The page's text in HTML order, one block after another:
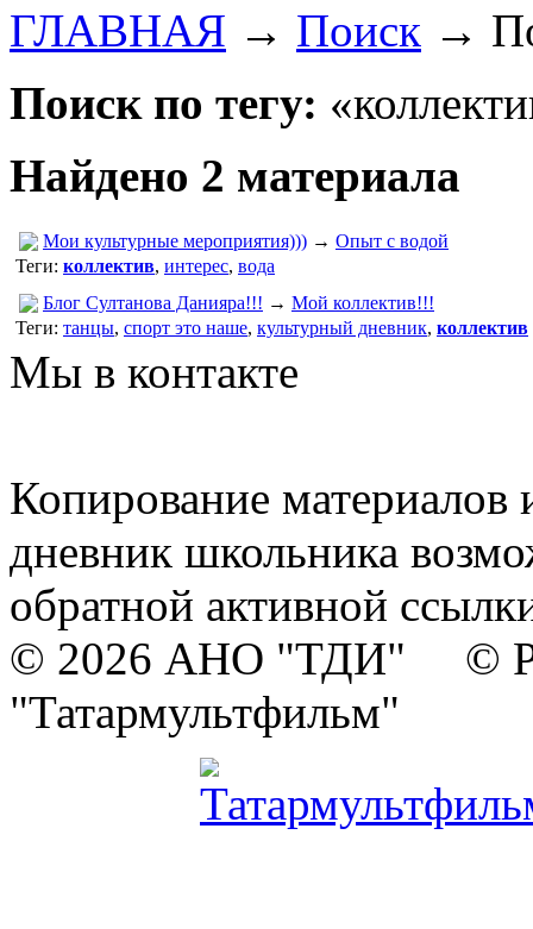
ГЛАВНАЯ → Поиск →
Поиск по тегу:
Найдено 2 материала
Мои культурные мероприятия))) → Опыт с водой
Теги: коллектив, интерес, вода
Блог Султанова Данияра!!! → Мой коллектив!!!
Теги: танцы, спорт это наше, культурный дневник, коллектив
Мы в контакте
Копирование материалов
дневник школьника
обратной активной
© 2026 АНО "ТДИ" ©
"Татармультфильм"